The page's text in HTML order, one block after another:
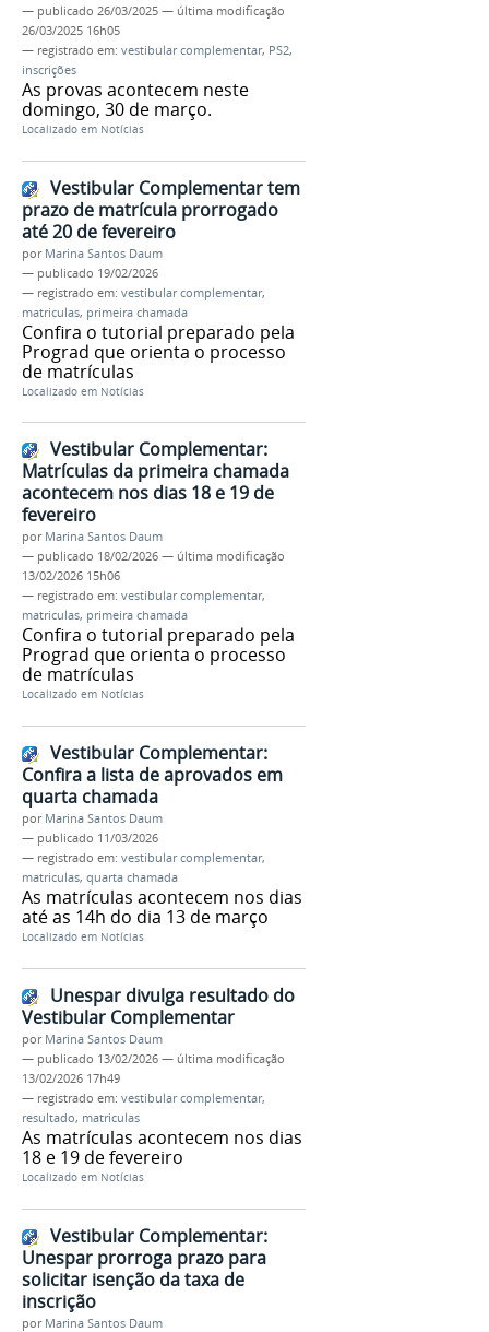
— publicado 26/03/2025 — última modificação
26/03/2025 16h05
— registrado em: vestibular complementar, PS2,
inscrições
As provas acontecem neste
domingo, 30 de março.
Localizado em Notícias
Vestibular Complementar tem
prazo de matrícula prorrogado
até 20 de fevereiro
por Marina Santos Daum
— publicado 19/02/2026
— registrado em: vestibular complementar,
matriculas, primeira chamada
Confira o tutorial preparado pela
Prograd que orienta o processo
de matrículas
Localizado em Notícias
Vestibular Complementar:
Matrículas da primeira chamada
acontecem nos dias 18 e 19 de
fevereiro
por Marina Santos Daum
— publicado 18/02/2026 — última modificação
13/02/2026 15h06
— registrado em: vestibular complementar,
matriculas, primeira chamada
Confira o tutorial preparado pela
Prograd que orienta o processo
de matrículas
Localizado em Notícias
Vestibular Complementar:
Confira a lista de aprovados em
quarta chamada
por Marina Santos Daum
— publicado 11/03/2026
— registrado em: vestibular complementar,
matriculas, quarta chamada
As matrículas acontecem nos dias
até as 14h do dia 13 de março
Localizado em Notícias
Unespar divulga resultado do
Vestibular Complementar
por Marina Santos Daum
— publicado 13/02/2026 — última modificação
13/02/2026 17h49
— registrado em: vestibular complementar,
resultado, matriculas
As matrículas acontecem nos dias
18 e 19 de fevereiro
Localizado em Notícias
Vestibular Complementar:
Unespar prorroga prazo para
solicitar isenção da taxa de
inscrição
por Marina Santos Daum